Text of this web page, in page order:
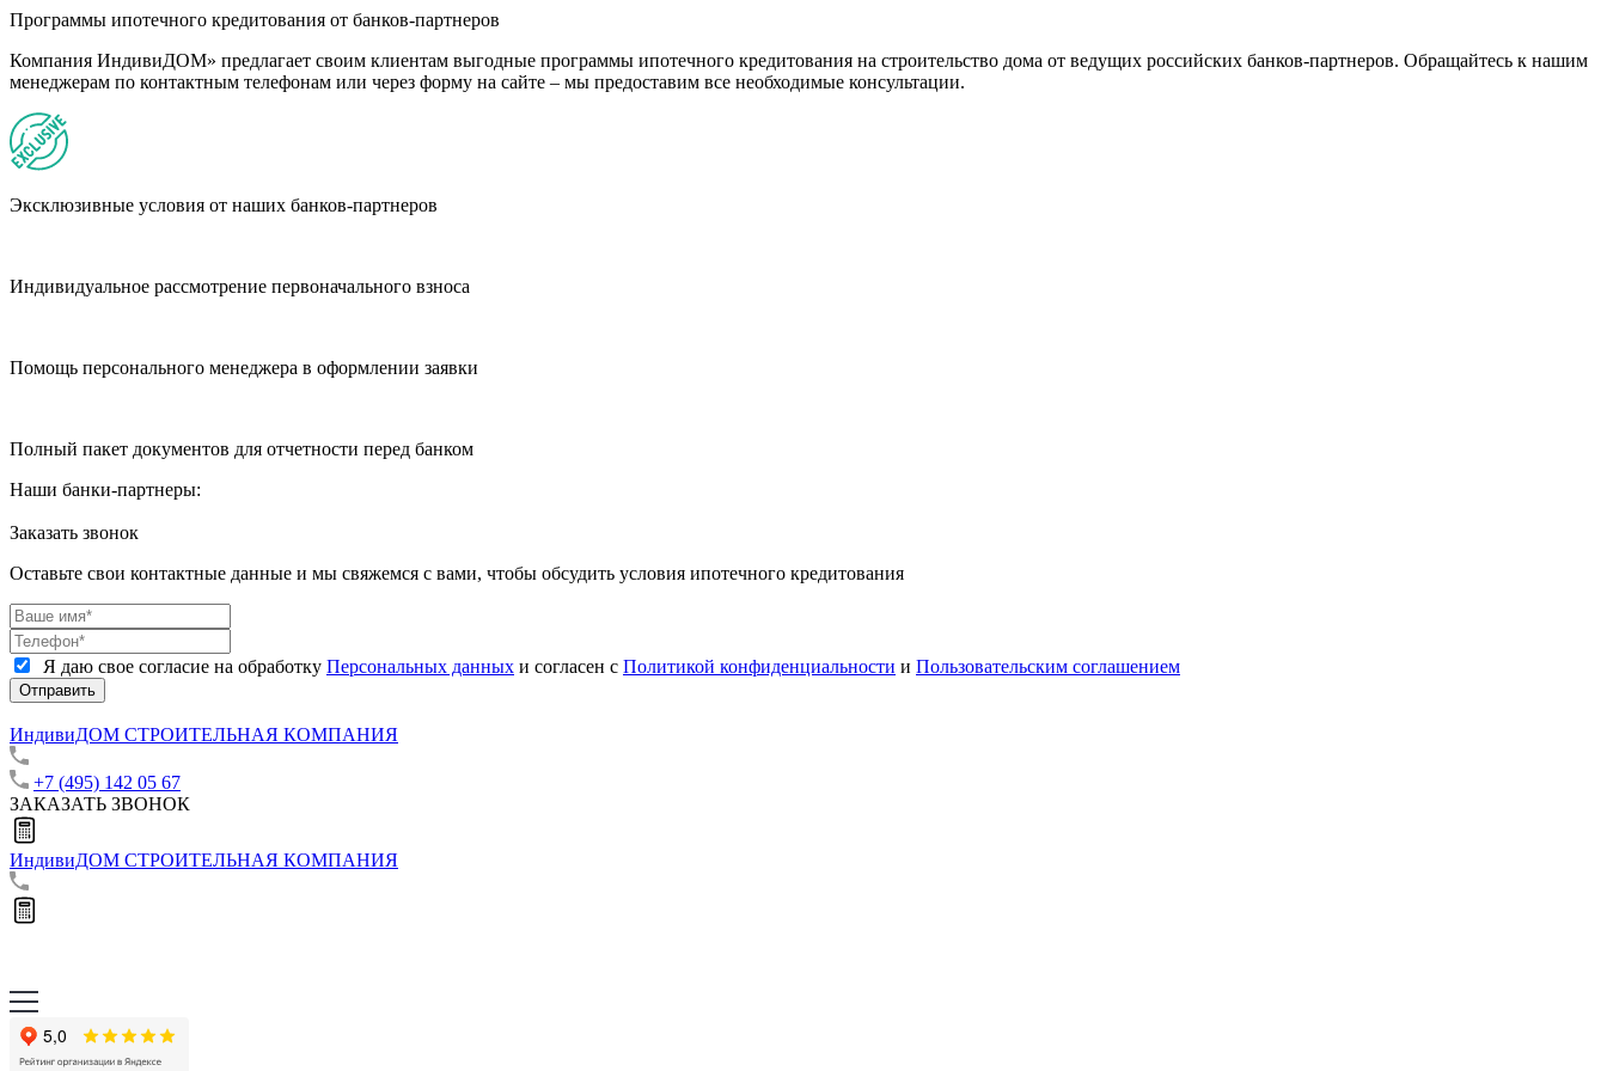
Программы ипотечного кредитования от банков-партнеров
Компания ИндивиДОМ» предлагает своим клиентам выгодные программы ипотечного кредитования на строительство дома от ведущих российских банков-партнеров. Обращайтесь к нашим
менеджерам по контактным телефонам или через форму на сайте – мы предоставим все необходимые консультации.
Эксклюзивные условия от наших банков-партнеров
Индивидуальное рассмотрение первоначального взноса
Помощь персонального менеджера в оформлении заявки
Полный пакет документов для отчетности перед банком
Наши банки-партнеры:
Заказать звонок
Оставьте свои контактные данные и мы свяжемся с вами, чтобы обсудить условия ипотечного кредитования
Я даю свое согласие на обработку Персональных данных и согласен с Политикой конфиденциальности и Пользовательским соглашением
Отправить
ИндивиДОМ СТРОИТЕЛЬНАЯ КОМПАНИЯ
+7 (495) 142 05 67
ЗАКАЗАТЬ ЗВОНОК
ИндивиДОМ СТРОИТЕЛЬНАЯ КОМПАНИЯ